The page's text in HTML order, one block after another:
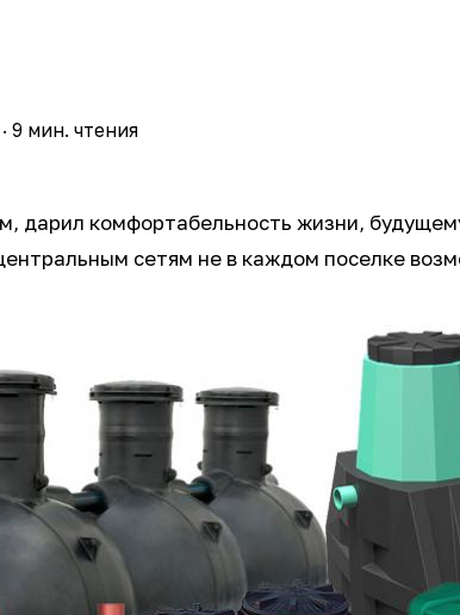
· 9 мин. чтения
дарил комфортабельность жизни,
сетям не в каждом поселке